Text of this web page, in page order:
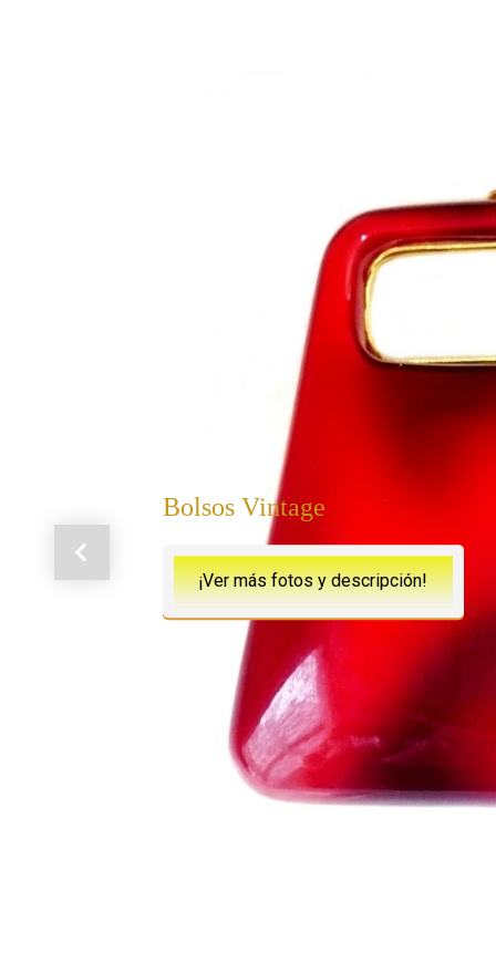
Bolsos Vintage
¡Ver más fotos y descripción!
Anterior